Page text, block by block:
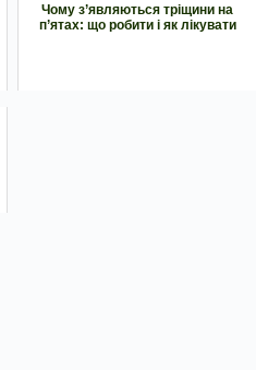
Чому з’являються тріщини на
п’ятах: що робити і як лікувати